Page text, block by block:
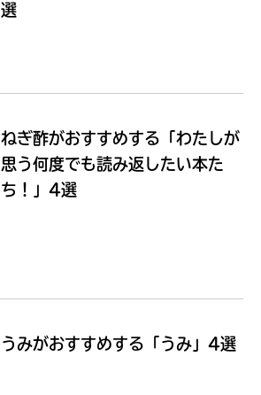
Loading...
選
ねぎ酢がおすすめする 「わたしが
思う何度でも読み返したい本た
ち！」4選
うみがおすすめする 「うみ」4選
容